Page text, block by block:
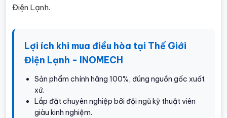
Điện Lạnh.
Lợi ích khi mua điều hòa tại Thế Giới
Điện Lạnh - INOMECH
Sản phẩm chính hãng 100%, đúng nguồn gốc xuất
xứ.
Lắp đặt chuyên nghiệp bởi đội ngũ kỹ thuật viên
giàu kinh nghiệm.